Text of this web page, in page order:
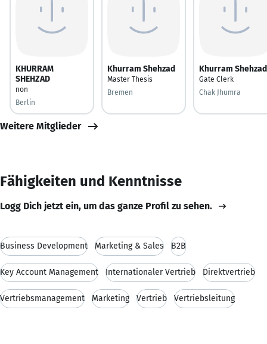
KHURRAM
SHEHZAD
non
Berlin
Khurram Shehzad
Master Thesis
Bremen
Khurram Shehzad
Gate Clerk
Chak Jhumra
Weitere Mitglieder
Fähigkeiten und Kenntnisse
Logg Dich jetzt ein, um das ganze Profil zu sehen.
Business Development Marketing & Sales B2B
Key Account Management Internationaler Vertrieb Direktvertrieb
Vertriebsmanagement Marketing Vertrieb Vertriebsleitung